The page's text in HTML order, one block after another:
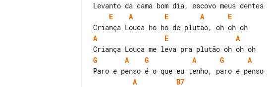
E
A E A
E
A
E
A
G
A G A G A
A
B7